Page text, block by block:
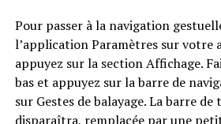
Pour passer à la navigation
l’application Paramètres sur votre
appuyez sur la section Affichage.
bas et appuyez sur la barre de
sur Gestes de balayage. La barre
disparaîtra, remplacée par une